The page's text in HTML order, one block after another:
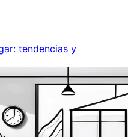
tendencias y